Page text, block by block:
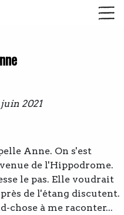
2021
Anne. On s'est
de l'Hippodrome.
le pas. Elle voudrait
de l'étang discutent.
chose à me raconter...